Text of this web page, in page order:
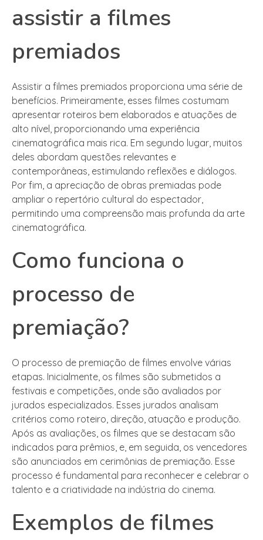
assistir a filmes
premiados
Assistir a filmes premiados proporciona uma série de
benefícios. Primeiramente, esses filmes costumam
apresentar roteiros bem elaborados e atuações de
alto nível, proporcionando uma experiência
cinematográfica mais rica. Em segundo lugar, muitos
deles abordam questões relevantes e
contemporâneas, estimulando reflexões e diálogos.
Por fim, a apreciação de obras premiadas pode
ampliar o repertório cultural do espectador,
permitindo uma compreensão mais profunda da arte
cinematográfica.
Como funciona o
processo de
premiação?
O processo de premiação de filmes envolve várias
etapas. Inicialmente, os filmes são submetidos a
festivais e competições, onde são avaliados por
jurados especializados. Esses jurados analisam
critérios como roteiro, direção, atuação e produção.
Após as avaliações, os filmes que se destacam são
indicados para prêmios, e, em seguida, os vencedores
são anunciados em cerimônias de premiação. Esse
processo é fundamental para reconhecer e celebrar o
talento e a criatividade na indústria do cinema.
Exemplos de filmes